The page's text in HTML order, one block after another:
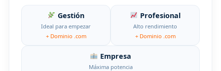
Gestión
Ideal para empezar
+ Dominio .com
Profesional
Alto rendimiento
+ Dominio .com
Empresa
Máxima potencia